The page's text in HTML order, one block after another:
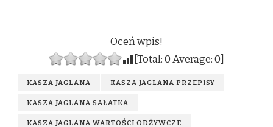
Oceń wpis!
[Total:0Average:0
KASZA JAGLANA KASZA JAGLANA PRZEPISY
KASZA JAGLANA SAŁATKA
KASZA JAGLANA WARTOŚCI ODŻYWCZE